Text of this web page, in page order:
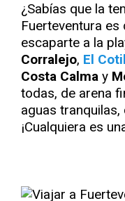
¿Sabías que la
Fuerteventura
escaparte a la
Corralejo, El
Costa Calma y
todas, de arena
aguas
¡Cualquiera es